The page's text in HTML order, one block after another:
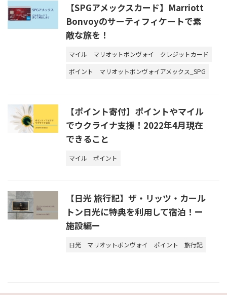
【SPGアメックスカード】Marriott
Bonvoyのサーティフィケートで素
敵な旅を！
マイル マリオットボンヴォイ
クレジットカード
ポイント
マリオットボンヴォイアメックス_SPG
【ポイント寄付】ポイントやマイル
でウクライナ支援！2022年4月現在
できること
マイル ポイント
【日光 旅行記】ザ・リッツ・カール
トン日光に特典を利用して宿泊！ー
施設編ー
日光 マリオットボンヴォイ ポイント 旅行記